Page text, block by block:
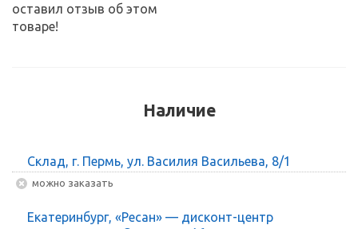
оставил отзыв об этом
товаре!
Наличие
Склад, г. Пермь, ул. Василия Васильева, 8/1
Можно заказать
Екатеринбург, «Ресан» — дисконт-центр